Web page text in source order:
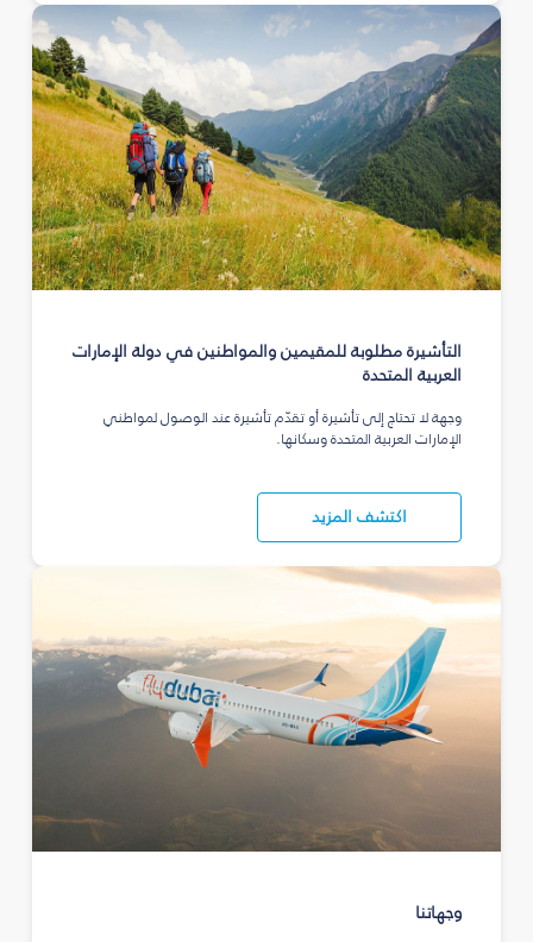
التأشيرة مطلوبة للمقيمين والمواطنين في دولة الإمارات
العربية المتحدة
وجهة لا تحتاج إلى تأشيرة أو تقدّم تأشيرة عند الوصول لمواطني
الإمارات العربية المتحدة وسكانها.
اكتشف المزيد
وجهاتنا